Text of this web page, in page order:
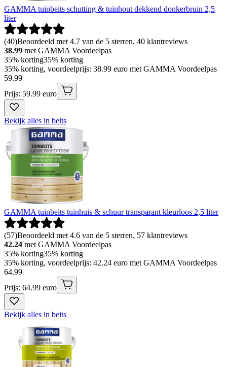
GAMMA tuinbeits schutting & tuinhout dekkend donkerbruin 2,5
liter
(40)Beoordeeld met 4.7 van de 5 sterren, 40 klantreviews
38.99 met GAMMA Voordeelpas
35% korting35% korting
35% korting, voordeelprijs: 38.99 euro met GAMMA Voordeelpas
59.99
Prijs: 59.99 euro
Bekijk alles in beits
GAMMA tuinbeits tuinhuis & schuur transparant kleurloos 2,5 liter
(57)Beoordeeld met 4.6 van de 5 sterren, 57 klantreviews
42.24 met GAMMA Voordeelpas
35% korting35% korting
35% korting, voordeelprijs: 42.24 euro met GAMMA Voordeelpas
64.99
Prijs: 64.99 euro
Bekijk alles in beits